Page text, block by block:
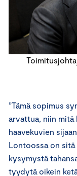
”Tämä sopimus
arvattua, niin
haavekuvien
Lontoossa on
kysymystä
tyydytä oikein